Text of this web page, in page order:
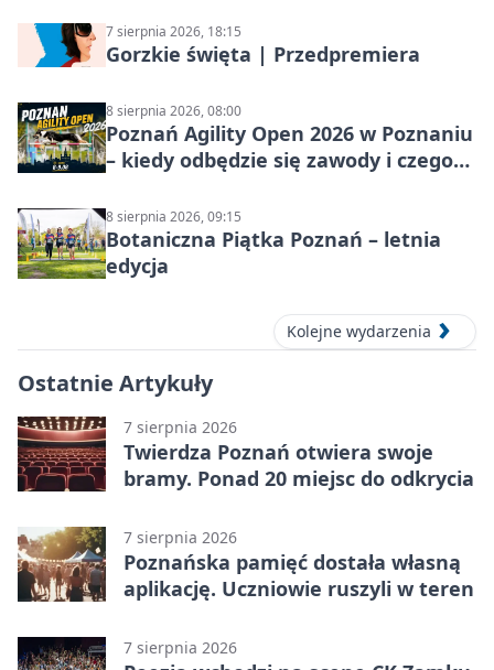
7 sierpnia 2026, 18:15
Gorzkie święta | Przedpremiera
8 sierpnia 2026, 08:00
Poznań Agility Open 2026 w Poznaniu
– kiedy odbędzie się zawody i czego
8 sierpnia 2026, 09:15
Botaniczna Piątka Poznań – letnia
edycja
Kolejne wydarzenia
Ostatnie Artykuły
7 sierpnia 2026
Twierdza Poznań otwiera swoje
bramy. Ponad 20 miejsc do odkrycia
7 sierpnia 2026
Poznańska pamięć dostała własną
aplikację. Uczniowie ruszyli w teren
7 sierpnia 2026